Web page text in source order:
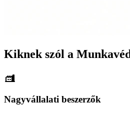
Kiknek szól a
Nagyvállalati beszerzők